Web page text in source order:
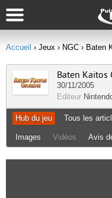
Accueil › Jeux › NGC › Baten
Baten Kaitos
30/11/2005
Editeur
Hub du jeu Tous les
Images Vidéos Avis